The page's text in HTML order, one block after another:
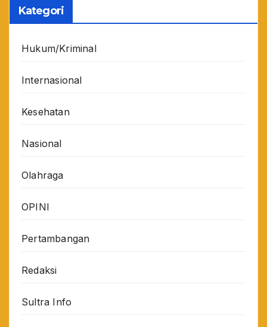
Kategori
Hukum/Kriminal
Internasional
Kesehatan
Nasional
Olahraga
OPINI
Pertambangan
Redaksi
Sultra Info